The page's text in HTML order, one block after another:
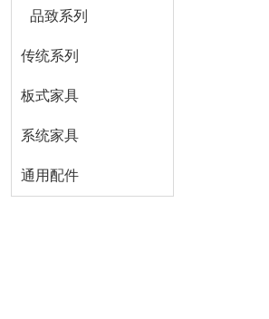
品致系列
传统系列
板式家具
系统家具
通用配件